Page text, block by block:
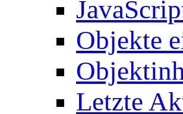
Objekte
Letzte